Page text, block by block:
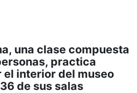
una clase compuesta
practica
interior del museo
de sus salas